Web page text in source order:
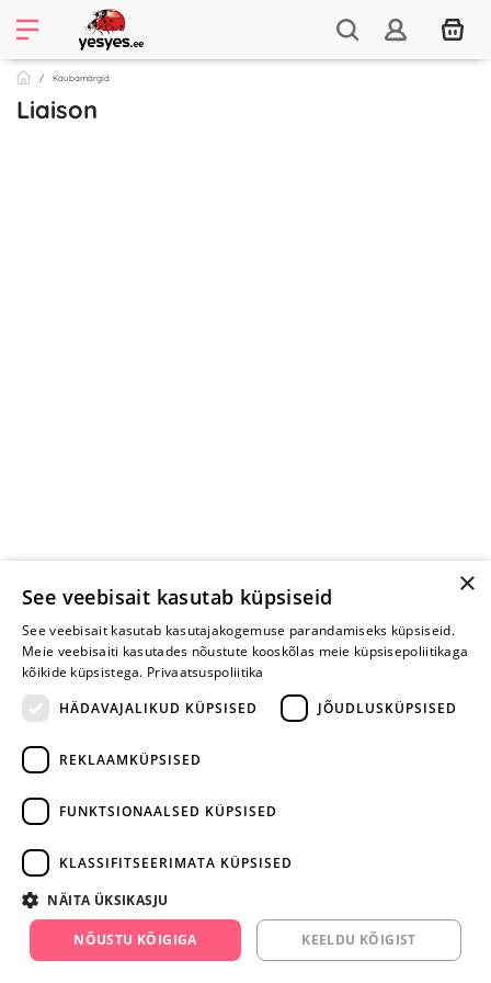
Kaubamärgid
Liaison
facebook.com/yesyes.ee
Instagram/yesyes.ee
×
See veebisait kasutab küpsiseid
See veebisait kasutab kasutajakogemuse parandamiseks küpsiseid.
Meie veebisaiti kasutades nõustute kooskõlas meie küpsisepoliitikaga
kõikide küpsistega. Privaatsuspoliitika
HÄDAVAJALIKUD KÜPSISED
JÕUDLUSKÜPSISED
REKLAAMKÜPSISED
FUNKTSIONAALSED KÜPSISED
KLASSIFITSEERIMATA KÜPSISED
NÄITA ÜKSIKASJU
NÕUSTU KÕIGIGA KEELDU KÕIGIST